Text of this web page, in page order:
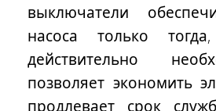
выключатели
насоса только
действительно
позволяет экономить
продлевает срок